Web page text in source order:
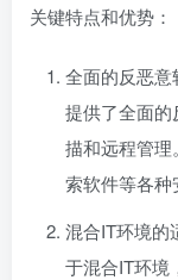
关键特点和优势：
全面的反恶意
提供了全面
描和远程管
索软件等各种
混合IT环境的
于混合IT环境